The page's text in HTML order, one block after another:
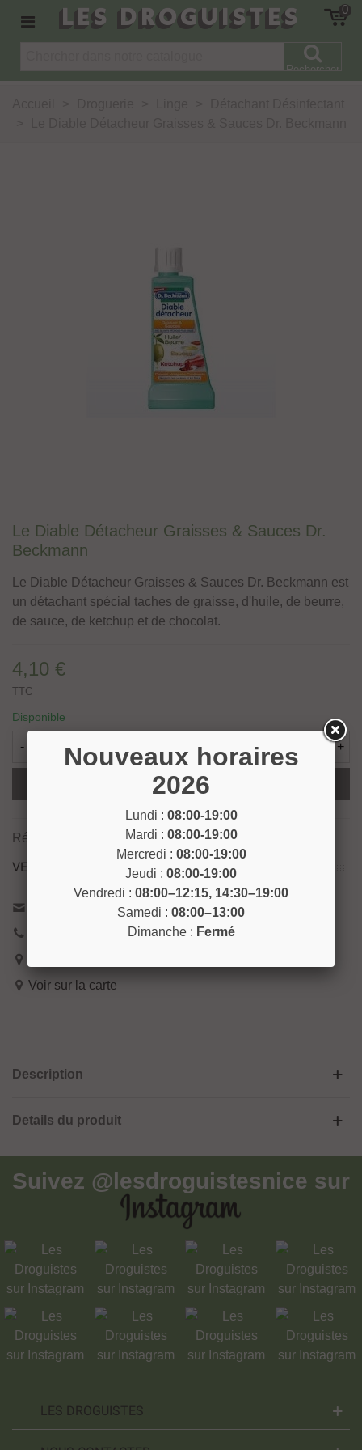
LES DROGUISTES 0
Rechercher
Le Diable Détacheur Graisses & Sauces Dr.
Beckmann
Le Diable Détacheur Graisses & Sauces Dr. Beckmann est
un détachant spécial taches de graisse, d'huile, de beurre,
de sauce, de ketchup et de chocolat.
4,10 €
TTC
Disponible
- +
Ajouter Au Panier
Référence: DETACH23
VENEZ NOUS RENCONTRER !
Contactez-nous
Voir sur la carte
Description
Details du produit
Suivez @lesdroguistesnice sur
LES DROGUISTES
Nouveaux horaires
2026
Lundi : 08:00-19:00
Mardi : 08:00-19:00
Mercredi : 08:00-19:00
Jeudi : 08:00-19:00
Vendredi : 08:00–12:15, 14:30–19:00
Samedi : 08:00–13:00
Dimanche : Fermé